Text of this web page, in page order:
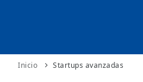
INTERNACIONALIZACIÓN
Inicio Startups avanzadas